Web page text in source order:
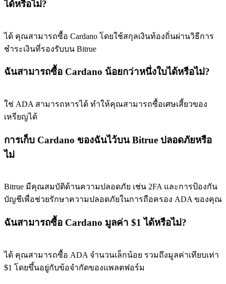
ได้หรือไม่?
ได้ คุณสามารถซื้อ Cardano โดยใช้สกุลเงินท้องถิ่นผ่านวิธีการ
ชําระเงินที่รองรับบน Bitrue
ฉันสามารถซื้อ Cardano น้อยกว่าหนึ่งใบได้หรือไม่?
ใช่ ADA สามารถหารได้ ทําให้คุณสามารถซื้อเศษเสี้ยวของ
เหรียญได้
การเก็บ Cardano ของฉันไว้บน Bitrue ปลอดภัยหรือ
ไม่
Bitrue มีคุณสมบัติด้านความปลอดภัย เช่น 2FA และการป้องกัน
บัญชีเพื่อช่วยรักษาความปลอดภัยในการถือครอง ADA ของคุณ
ฉันสามารถซื้อ Cardano มูลค่า $1 ได้หรือไม่?
ได้ คุณสามารถซื้อ ADA จํานวนเล็กน้อย รวมถึงมูลค่าเทียบเท่า
$1 โดยขึ้นอยู่กับข้อจํากัดของแพลตฟอร์ม